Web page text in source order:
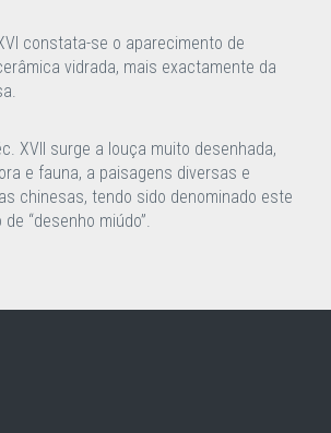
constata-se o aparecimento de
vidrada, mais exactamente da
XVII surge a louça muito desenhada,
e fauna, a paisagens diversas e
chinesas, tendo sido denominado este
“desenho miúdo”.